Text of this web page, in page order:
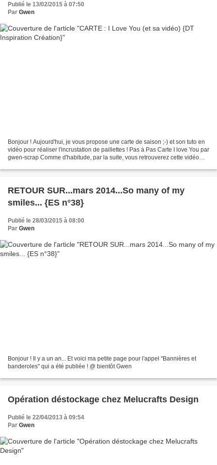
Publié le 13/02/2015 à 07:50
Par Gwen
Bonjour ! Aujourd'hui, je vous propose une carte de saison ;-) et son tuto en
vidéo pour réaliser l'incrustation de paillettes ! Pas à Pas Carte I love You par
gwen-scrap Comme d'habitude, par la suite, vous retrouverez cette vidéo
RETOUR SUR...mars 2014...So many of my
smiles... {ES n°38}
Publié le 28/03/2015 à 08:00
Par Gwen
Bonjour ! Il y a un an... Et voici ma petite page pour l'appel "Bannières et
banderoles" qui a été publiée ! @ bientôt Gwen
Opération déstockage chez Melucrafts Design
Publié le 22/04/2013 à 09:54
Par Gwen